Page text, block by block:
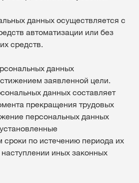
данных осуществляется с
автоматизации или без
средств.
данных
заявленной цели.
данных составляет
прекращения трудовых
персональных данных
сроки по истечению периода их
иных законных